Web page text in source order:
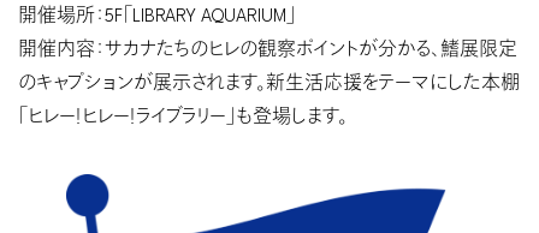
開催場所：5F「LIBRARY AQUARIUM」
開催内容：サカナたちのヒレの観察ポイントが分かる、鰭展限定
のキャプションが展示されます。新生活応援をテーマにした本棚
「ヒレー！ヒレー！ライブラリー」も登場します。